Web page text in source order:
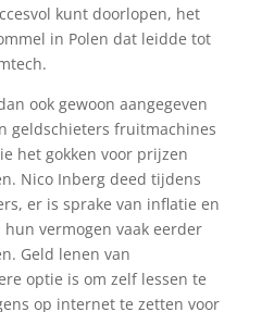
kunt doorlopen, het
in Polen dat leidde tot
ook gewoon aangegeven
geldschieters fruitmachines
het gokken voor prijzen
Nico Inberg deed tijdens
er is sprake van inflatie en
vermogen vaak eerder
Geld lenen van
optie is om zelf lessen te
op internet te zetten voor